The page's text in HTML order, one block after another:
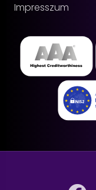
Impresszum